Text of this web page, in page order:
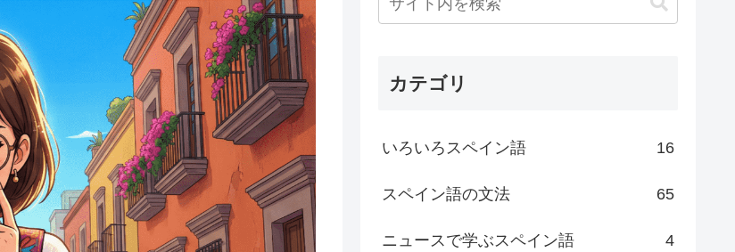
カテゴリ
いろいろスペイン語 16
スペイン語の文法 65
ニュースで学ぶスペイン語 4